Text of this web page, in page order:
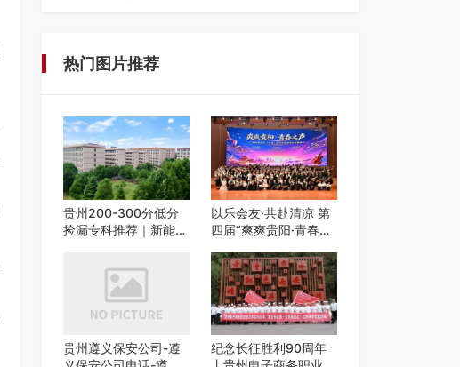
热门图片推荐
贵州200-300分低分
捡漏专科推荐｜新能源
以乐会友·共赴清凉 第
四届“爽爽贵阳·青春之
启动
贵州遵义保安公司-遵
纪念长征胜利90周年